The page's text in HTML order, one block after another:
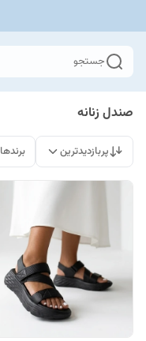
جستجو
صندل زنانه
پربازدیدترین برندها